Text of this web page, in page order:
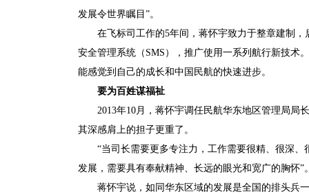
发展令世界瞩目”。
在飞标司工作的5年间，蒋怀宇致力于整章建制
安全管理系统（SMS），推广使用一系列航行新技术
能感觉到自己的成长和中国民航的快速进步。
要为百姓谋福祉
2013年10月，蒋怀宇调任民航华东地区管理局局
其深感肩上的担子更重了。
“当司长需要更多专注力，工作需要很精、很深
发展，需要具有奉献精神、长远的眼光和宽广的胸怀”
蒋怀宇说，如同华东区域的发展是全国的排头兵